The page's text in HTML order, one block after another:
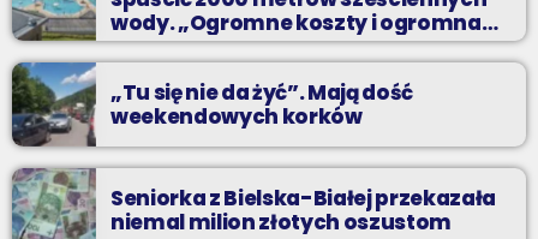
najlepszych dyskotekowych przebojach?
wody. „Ogromne koszty i ogromna
praca”
„Tu się nie da żyć”. Mają dość
weekendowych korków
Seniorka z Bielska-Białej przekazała
niemal milion złotych oszustom